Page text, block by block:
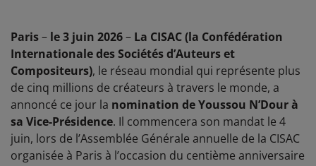
Paris– le 3 juin 2026– La CISAC (la Confédération
Internationale des Sociétés d’Auteurs et
Compositeurs), le réseau mondial qui représente plus
de cinq millions de créateurs à travers le monde, a
annoncé ce jour la nomination de Youssou N’Dour à
sa Vice-Présidence. Il commencera son mandat le 4
juin, lors de l’Assemblée Générale annuelle de la CISAC
organisée à Paris à l’occasion du centième anniversaire